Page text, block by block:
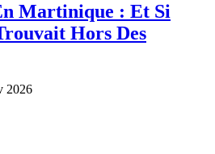
Martinique : Et Si
Hors Des
2026